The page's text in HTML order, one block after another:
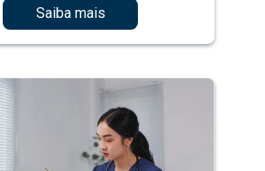
Saiba mais